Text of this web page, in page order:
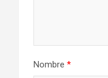
Nombre *